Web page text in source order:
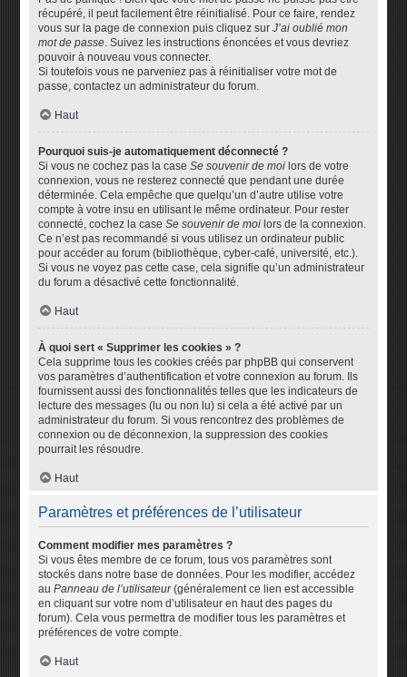
récupéré, il peut facilement être réinitialisé. Pour ce faire, rendez
vous sur la page de connexion puis cliquez surJ’ai oublié mon
mot de passe. Suivez les instructions énoncées et vous devriez
pouvoir à nouveau vous connecter.
Si toutefois vous ne parveniez pas à réinitialiser votre mot de
passe, contactez un administrateur du forum.
Haut
Pourquoi suis-je automatiquement déconnecté ?
Si vous ne cochez pas la caseSe souvenir de moi lors de votre
connexion, vous ne resterez connecté que pendant une durée
déterminée. Cela empêche que quelqu’un d’autre utilise votre
compte à votre insu en utilisant le même ordinateur. Pour rester
connecté, cochez la caseSe souvenir de moi lors de la connexion.
Ce n’est pas recommandé si vous utilisez un ordinateur public
pour accéder au forum (bibliothèque, cyber-café, université, etc.).
Si vous ne voyez pas cette case, cela signifie qu’un administrateur
du forum a désactivé cette fonctionnalité.
Haut
À quoi sert « Supprimer les cookies » ?
Cela supprime tous les cookies créés par phpBB qui conservent
vos paramètres d’authentification et votre connexion au forum. Ils
fournissent aussi des fonctionnalités telles que les indicateurs de
lecture des messages (lu ou non lu) si cela a été activé par un
administrateur du forum. Si vous rencontrez des problèmes de
connexion ou de déconnexion, la suppression des cookies
pourrait les résoudre.
Haut
Paramètres et préférences de l’utilisateur
Comment modifier mes paramètres ?
Si vous êtes membre de ce forum, tous vos paramètres sont
stockés dans notre base de données. Pour les modifier, accédez
auPanneau de l’utilisateur(généralement ce lien est accessible
en cliquant sur votre nom d’utilisateur en haut des pages du
forum). Cela vous permettra de modifier tous les paramètres et
préférences de votre compte.
Haut